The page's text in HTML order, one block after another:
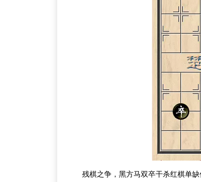
残棋之争，黑方马双卒干杀红棋单